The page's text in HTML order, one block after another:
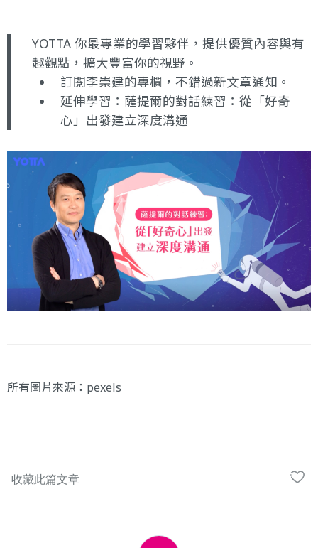
YOTTA 你最專業的學習夥伴，提供優質內容與有
趣觀點，擴大豐富你的視野。
訂閱李崇建的專欄 ，不錯過新文章通知。
延伸學習： 薩提爾的對話練習：從「好奇
心」出發建立深度溝通
所有圖片來源： pexels